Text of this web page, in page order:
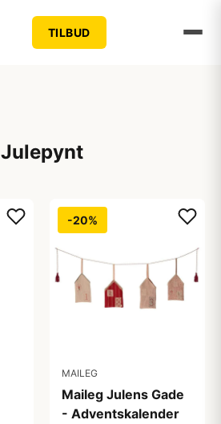
TILBUD
Julepynt
-20%
MAILEG
Maileg Julens Gade
- Adventskalender